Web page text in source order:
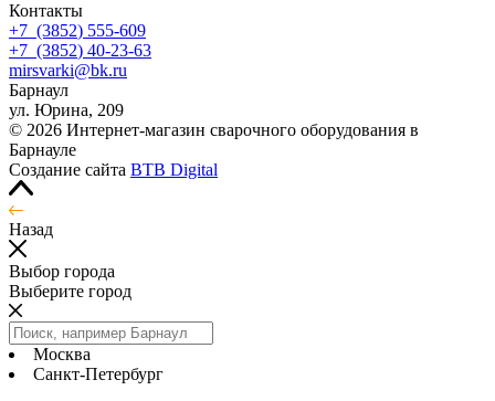
Контакты
+7 (3852) 555-609
+7 (3852) 40-23-63
mirsvarki@bk.ru
Барнаул
ул. Юрина, 209
© 2026 Интернет-магазин сварочного оборудования в
Барнауле
Создание сайта BTB Digital
Назад
Выбор города
Выберите город
Москва
Санкт-Петербург